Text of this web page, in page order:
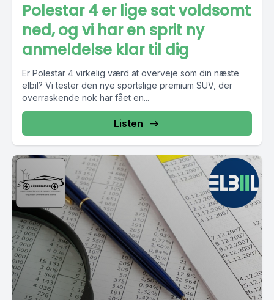
Polestar 4 er lige sat voldsomt
ned, og vi har en sprit ny
anmeldelse klar til dig
Er Polestar 4 virkelig værd at overveje som din næste
elbil? Vi tester den nye sportslige premium SUV, der
overraskende nok har fået en...
Listen